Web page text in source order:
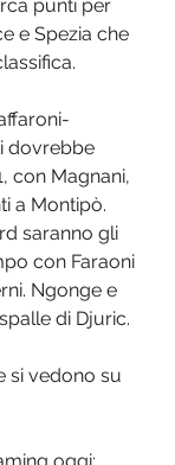
punti per
e Spezia che
dovrebbe
con Magnani,
a Montipò.
saranno gli
con Faraoni
Ngonge e
di Djuric.
si vedono su